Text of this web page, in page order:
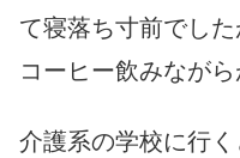
て寝落ち寸前でした
コーヒー飲みなが
介護系の学校に行